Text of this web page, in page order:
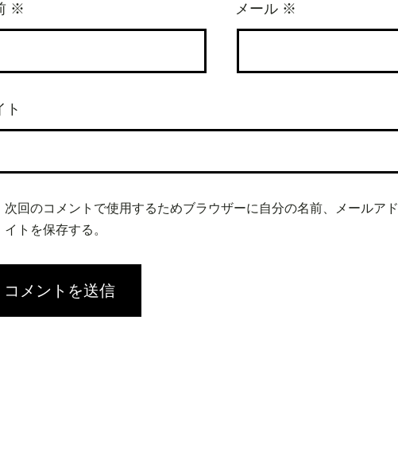
※ メール ※
ト
次回のコメントで使用するためブラウザーに自分の名前、メールア
イトを保存する。